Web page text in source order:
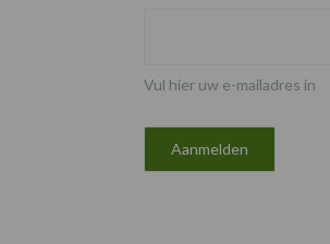
Vul hier uw e-mailadres in